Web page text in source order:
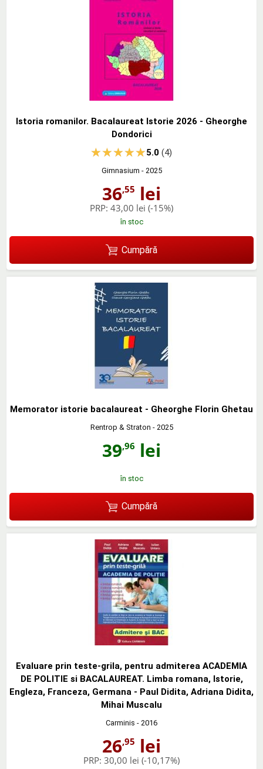
Istoria romanilor. Bacalaureat Istorie 2026 - Gheorghe
Dondorici
5.0(4)
Gimnasium - 2025
36,55 lei
PRP: 43,00 lei (-15%)
în stoc
Cumpără
Memorator istorie bacalaureat - Gheorghe Florin Ghetau
Rentrop & Straton - 2025
39,96 lei
în stoc
Cumpără
Evaluare prin teste-grila, pentru admiterea ACADEMIA
DE POLITIE si BACALAUREAT. Limba romana, Istorie,
Engleza, Franceza, Germana - Paul Didita, Adriana Didita,
Mihai Muscalu
Carminis - 2016
26,95 lei
PRP: 30,00 lei (-10,17%)